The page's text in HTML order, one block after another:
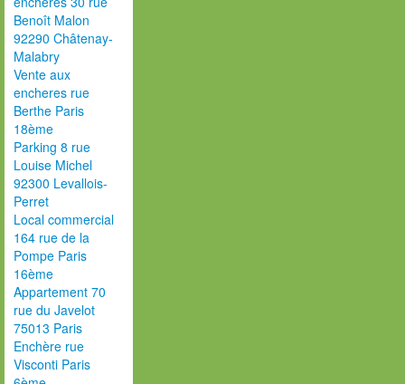
Benoît Malon
92290 Châtenay-
Malabry
Vente aux
encheres rue
Berthe Paris
18ème
Parking 8 rue
Louise Michel
92300 Levallois-
Perret
Local commercial
164 rue de la
Pompe Paris
16ème
Appartement 70
rue du Javelot
75013 Paris
Enchère rue
Visconti Paris